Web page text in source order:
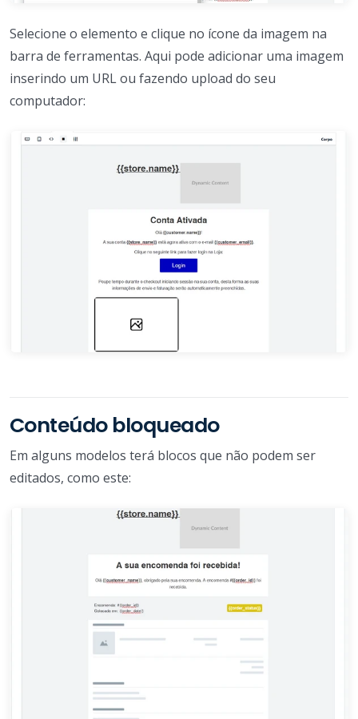
Selecione o elemento e clique no ícone da imagem na
barra de ferramentas. Aqui pode adicionar uma imagem
inserindo um URL ou fazendo upload do seu
computador:
Conteúdo bloqueado
Em alguns modelos terá blocos que não podem ser
editados, como este: